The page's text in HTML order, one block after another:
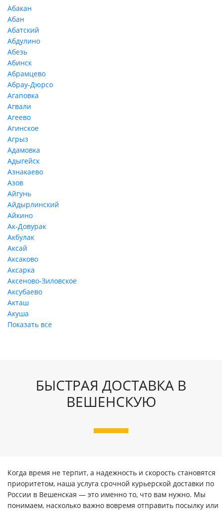
Абакан
Абан
Абатский
Абдулино
Абезь
Абинск
Абрамцево
Абрау-Дюрсо
Агаповка
Агвали
Агеево
Агинское
Агрыз
Адамовка
Адыгейск
Азнакаево
Азов
Айгунь
Айдырлинский
Айкино
Ак-Довурак
Акбулак
Аксай
Аксаково
Аксарка
Аксеново-Зиловское
Аксубаево
Акташ
Акуша
Показать все
БЫСТРАЯ ДОСТАВКА В
ВЕШЕНСКУЮ
Когда время не терпит, а надежность и скорость становятся
приоритетом, наша услуга срочной курьерской доставки по
России в Вешенская — это именно то, что вам нужно. Мы
понимаем, насколько важно вовремя отправить посылку или